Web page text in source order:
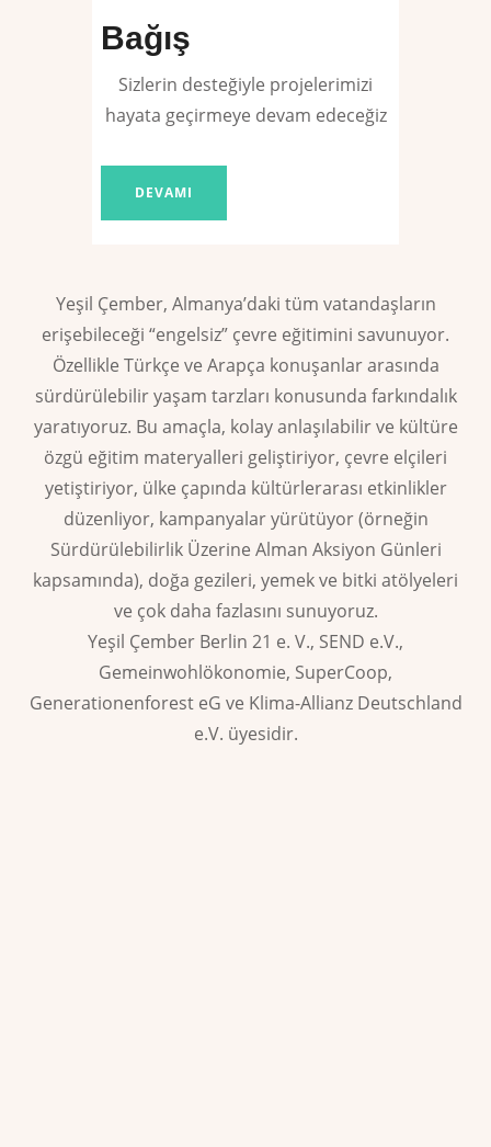
Bağış
Sizlerin desteğiyle projelerimizi
hayata geçirmeye devam edeceğiz
DEVAMI
Yeşil Çember, Almanya’daki tüm vatandaşların
erişebileceği “engelsiz” çevre eğitimini savunuyor.
Özellikle Türkçe ve Arapça konuşanlar arasında
sürdürülebilir yaşam tarzları konusunda farkındalık
yaratıyoruz. Bu amaçla, kolay anlaşılabilir ve kültüre
özgü eğitim materyalleri geliştiriyor, çevre elçileri
yetiştiriyor, ülke çapında kültürlerarası etkinlikler
düzenliyor, kampanyalar yürütüyor (örneğin
Sürdürülebilirlik Üzerine Alman Aksiyon Günleri
kapsamında), doğa gezileri, yemek ve bitki atölyeleri
ve çok daha fazlasını sunuyoruz.
Yeşil Çember Berlin 21 e. V., SEND e.V.,
Gemeinwohlökonomie, SuperCoop,
Generationenforest eG ve Klima-Allianz Deutschland
e.V. üyesidir.